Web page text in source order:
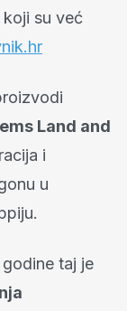
su već
Land and
i
u
taj je